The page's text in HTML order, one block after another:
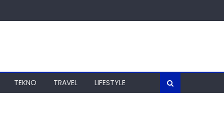
TEKNO TRAVEL LIFESTYLE